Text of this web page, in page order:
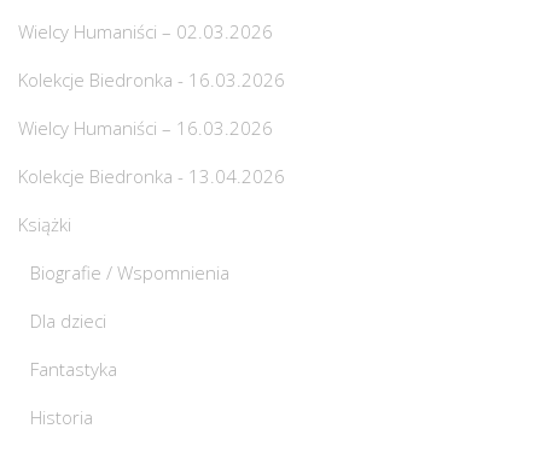
Wielcy Humaniści – 02.03.2026
Kolekcje Biedronka - 16.03.2026
Wielcy Humaniści – 16.03.2026
Kolekcje Biedronka - 13.04.2026
Książki
Biografie / Wspomnienia
Dla dzieci
Fantastyka
Historia